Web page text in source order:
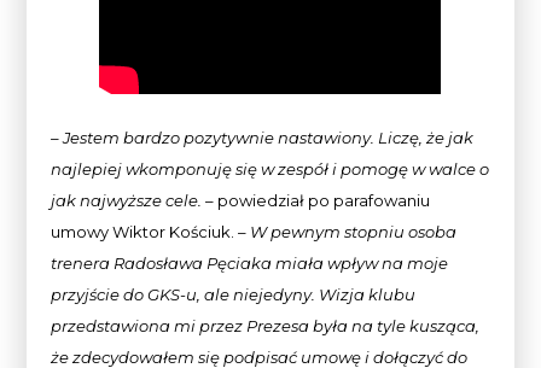
– Jestem bardzo pozytywnie nastawiony. Liczę, że jak
najlepiej wkomponuję się w zespół i pomogę w walce o
jak najwyższe cele.– powiedział po parafowaniu
umowy Wiktor Kościuk. – W pewnym stopniu osoba
trenera Radosława Pęciaka miała wpływ na moje
przyjście do GKS-u, ale niejedyny. Wizja klubu
przedstawiona mi przez Prezesa była na tyle kusząca,
że zdecydowałem się podpisać umowę i dołączyć do